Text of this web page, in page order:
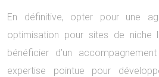
En définitive, opter pour une
optimisation pour sites de niche
bénéficier d’un
expertise pointue pour